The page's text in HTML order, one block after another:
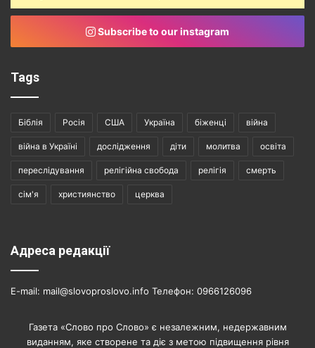
Subscribe to our instagram
Tags
Біблія Росія США Україна біженці війна
війна в Україні дослідження діти молитва освіта
переслідування релігійна свобода релігія смерть
сім'я християнство церква
Адреса редакції
E-mail: mail@slovoproslovo.info Телефон: 0966126096
Газета «Слово про Слово» є незалежним, недержавним
виданням, яке створене та діє з метою підвищення рівня